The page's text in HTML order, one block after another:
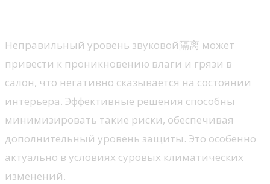
Неправильный уровень звуковой隔离 может
привести к проникновению влаги и грязи в
салон, что негативно сказывается на состоянии
интерьера. Эффективные решения способны
минимизировать такие риски, обеспечивая
дополнительный уровень защиты. Это особенно
актуально в условиях суровых климатических
изменений.